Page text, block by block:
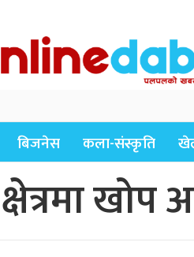
बिजनेस कला-संस्कृति